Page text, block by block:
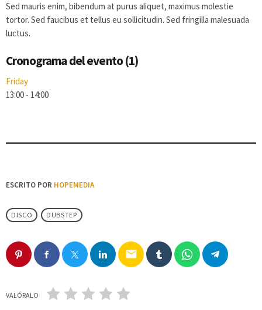
Sed mauris enim, bibendum at purus aliquet, maximus molestie
tortor. Sed faucibus et tellus eu sollicitudin. Sed fringilla malesuada
luctus.
Cronograma del evento (1)
Friday
13:00 - 14:00
ESCRITO POR HOPEMEDIA
DISCO DUBSTEP
email
VALÓRALO